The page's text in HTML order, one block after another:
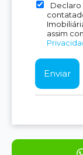
Declaro
assim